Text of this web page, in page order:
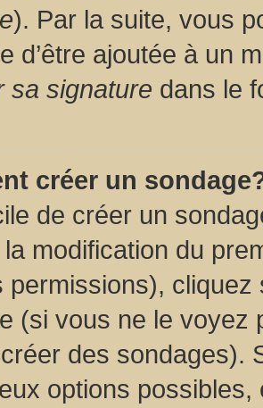
). Par la suite, vous
d’être ajoutée à un
sa signature dans le
créer un
de créer un
modification du
permissions), cliquez
(si vous ne le voyez
des sondages).
options